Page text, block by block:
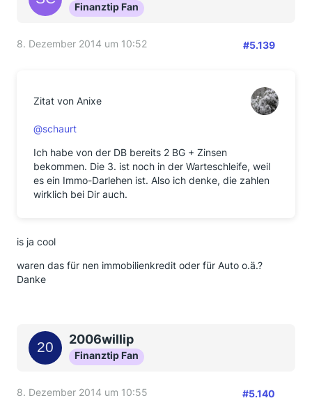
Finanztip Fan
8. Dezember 2014 um 10:52 #5.139
Zitat von Anixe
@schaurt
Ich habe von der DB bereits 2 BG + Zinsen
bekommen. Die 3. ist noch in der Warteschleife, weil
es ein Immo-Darlehen ist. Also ich denke, die zahlen
wirklich bei Dir auch.
is ja cool
waren das für nen immobilienkredit oder für Auto o.ä.?
Danke
2006willip
Finanztip Fan
8. Dezember 2014 um 10:55 #5.140